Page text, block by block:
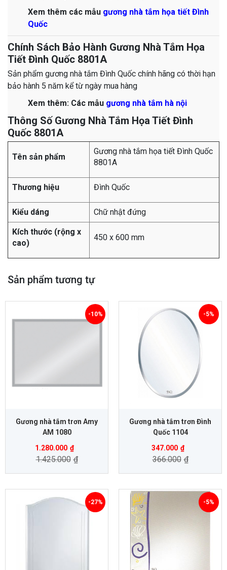
​​​​​​​​​​​​​​​​​​​​​​​​​​​​​​​​​​​​​​​​​​​​​​​​​​​​​​​​​​​​​​​​​​​​​​​​​​​​​​​​​​​​​​​​​​​​​​​​​​​​​​​​​​​​​​​​​​​​​​​​​​​​​​​​​​​​​​​​​​​​​​​​​​​​​​​​​​​​​​​​​​​​​​​​​​​​​​​​​​​​​​​​​​​​​​​​​​​​​​​​​​​​​​​​​​​​​​​​​​​​​​​​Xem thêm các mẫu gương nhà tắm họa tiết Đình
Quốc
Chính Sách Bảo Hành Gương Nhà Tắm Họa
Tiết Đình Quốc 8801A
Sản phẩm gương nhà tắm Đình Quốc chính hãng có thời hạn
bảo hành 5 năm kể từ ngày mua hàng
​​​​​​​​​​​​​​​​​​​​​​​​​​​​​​​​​​​​​​​​​​​​​​​​​​​​​​​​​​​​​​​Xem thêm: Các mẫu gương nhà tắm hà nội
Thông Số Gương Nhà Tắm Họa Tiết Đình
Quốc 8801A
Tên sản phẩm
Gương nhà tắm họa tiết Đình Quốc
8801A
Thương hiệu Đình Quốc
Kiểu dáng Chữ nhật đứng
Kích thước (rộng x
cao)
450 x 600 mm
Sản phẩm tương tự
Gương nhà tắm trơn Amy
AM 1080
1.280.000 ₫
1.425.000 ₫
-10%
Gương nhà tắm trơn Đình
Quốc 1104
347.000 ₫
366.000 ₫
-5%
-27% -5%